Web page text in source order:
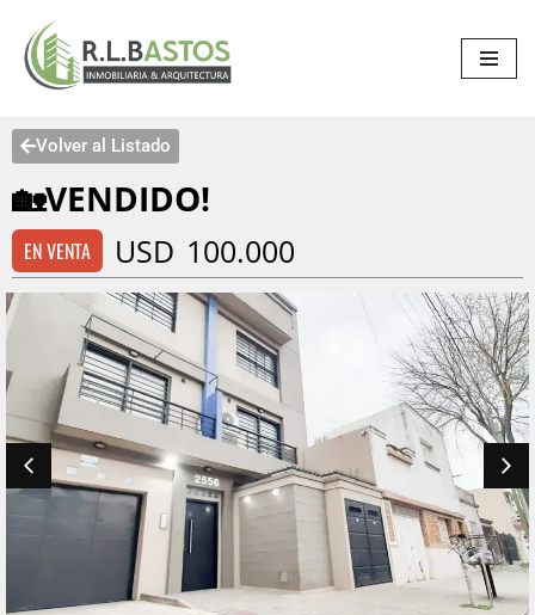
Saltar
Volver al Listado
🏡VENDIDO!
EN VENTA USD 100.000